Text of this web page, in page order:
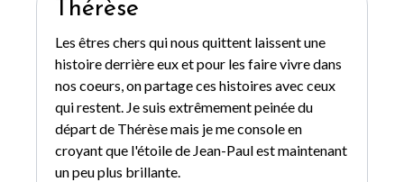
Thérèse
Les êtres chers qui nous quittent laissent une
histoire derrière eux et pour les faire vivre dans
nos coeurs, on partage ces histoires avec ceux
qui restent. Je suis extrêmement peinée du
départ de Thérèse mais je me console en
croyant que l'étoile de Jean-Paul est maintenant
un peu plus brillante.